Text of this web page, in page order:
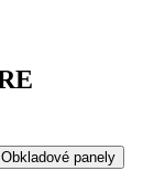
Obkladové panely